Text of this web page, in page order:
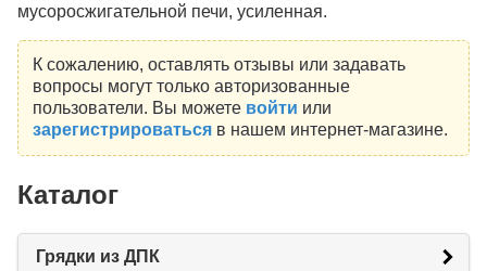
мусоросжигательной печи, усиленная.
К сожалению, оставлять отзывы или задавать
вопросы могут только авторизованные
пользователи. Вы можете войти или
зарегистрироватьсяв нашем интернет-магазине.
Каталог
Грядки из ДПК